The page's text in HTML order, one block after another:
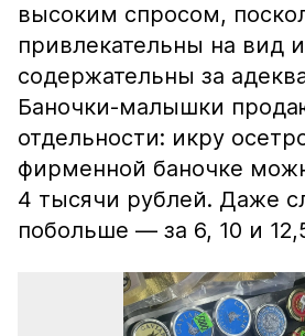
высоким спросом,
привлекательны на вид
содержательны за
Баночки-малышки
отдельности: икру
фирменной баночке
4 тысячи рублей. Даже
побольше — за 6, 10 и